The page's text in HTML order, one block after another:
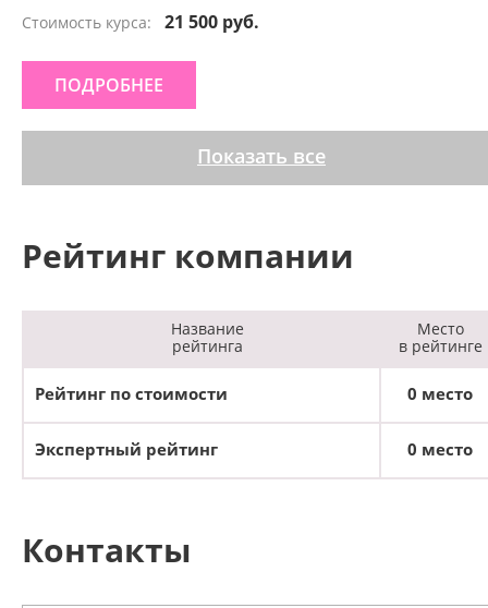
Стоимость курса: 21 500 руб.
ПОДРОБНЕЕ
Показать все
Рейтинг компании
Название
рейтинга
Место
в рейтинге
Рейтинг по стоимости 0 место
Экспертный рейтинг 0 место
Контакты